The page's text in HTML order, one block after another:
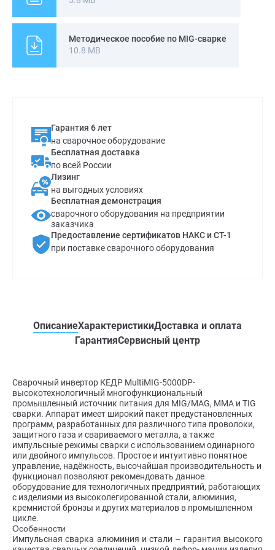
Методическое пособие по MIG-сварке
10.8 MB
цикле.
Гарантия 6 лет
на сварочное оборудование
Бесплатная доставка
по всей России
Лизинг
на выгодных условиях
Бесплатная демонстрация
сварочного оборудования на предприятии
заказчика
Предоставление сертификатов НАКС и СТ-1
при поставке сварочного оборудования
ОписаниеХарактеристикиДоставка и оплата
ГарантияСервисный центр
Сварочный инвертор КЕДР MultiMIG-5000DP-
высокотехнологичный многофункциональный
промышленный источник питания для MIG/MAG, MMA и TIG
сварки. Аппарат имеет широкий пакет предустановленных
программ, разработанных для различного типа проволоки,
защитного газа и свариваемого металла, а также
импульсные режимы сварки с использованием одинарного
или двойного импульсов. Простое и интуитивно понятное
управление, надёжность, высочайшая производительность и
функционал позволяют рекомендовать данное
оборудование для технологичных предприятий, работающих
с изделиями из высоколегированной стали, алюминия,
кремнистой бронзы и других материалов в промышленном
цикле.
Особенности
Импульсная сварка алюминия и стали – гарантия высокого